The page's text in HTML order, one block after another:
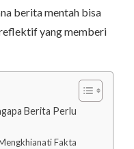
berita mentah bisa
yang memberi
Berita Perlu
Fakta